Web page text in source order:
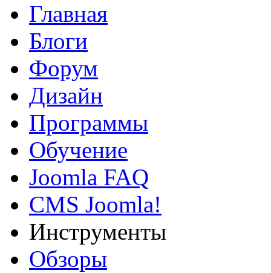
Главная
Блоги
Форум
Дизайн
Программы
Обучение
Joomla FAQ
CMS Joomla!
Инструменты
Обзоры